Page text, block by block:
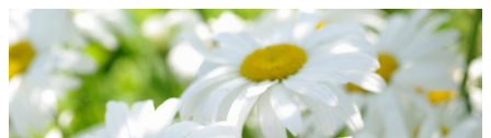
Перейти
к
содержимому